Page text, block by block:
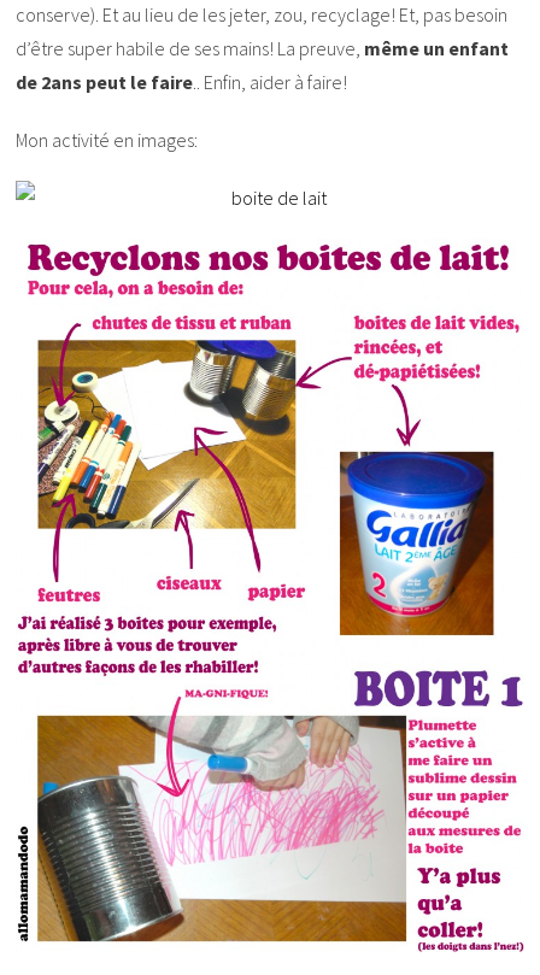
conserve). Et au lieu de les jeter, zou, recyclage! Et, pas besoin
d’être super habile de ses mains! La preuve, même un enfant
de 2ans peut le faire .. Enfin, aider à faire!
Mon activité en images: